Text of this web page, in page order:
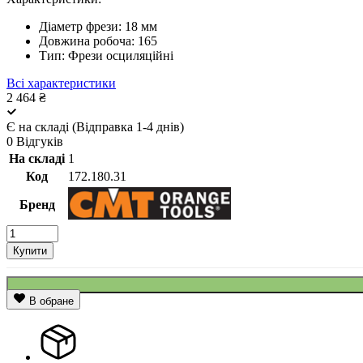
Діаметр фрези: 18 мм
Довжина робоча: 165
Тип: Фрези осциляційні
Всі характеристики
2 464 ₴
Є на складі (Відправка 1-4 днів)
0 Відгуків
На складі 1
Код
172.180.31
Бренд
Купити
В обране